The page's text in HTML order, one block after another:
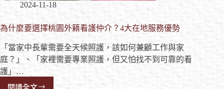
2024-11-18
為什麼要選擇桃園外籍看護仲介？4大在地服務優勢
「當家中長輩需要全天候照護，該如何兼顧工作與家
庭？」、「家裡需要專業照護，但又怕找不到可靠的看
護」…
閱讀全文